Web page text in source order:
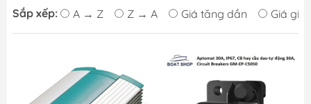
Sắp xếp: A → Z Z → A Giá tăng dần Giá